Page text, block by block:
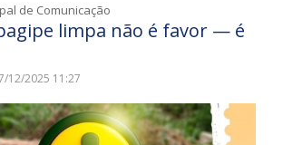
de Comunicação
limpa não é favor — é
12/2025 11:27